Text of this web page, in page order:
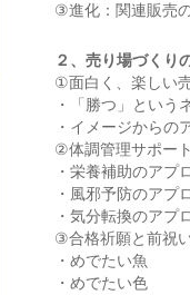
③進化：関連販売
２、売り場づくり
①面白く、楽しい
・「勝つ」という
・イメージからの
②体調管理サポー
・栄養補助のアプ
・風邪予防のアプ
・気分転換のアプ
③合格祈願と前祝
・めでたい魚
・めでたい色